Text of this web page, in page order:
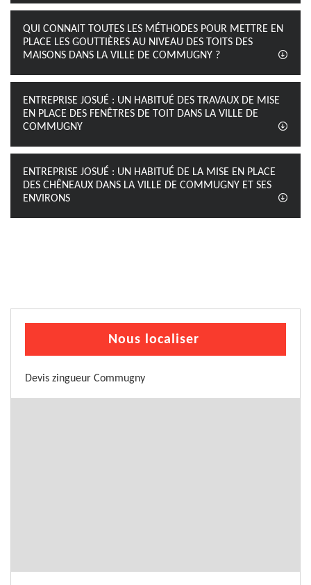
QUI CONNAIT TOUTES LES MÉTHODES POUR METTRE EN
PLACE LES GOUTTIÈRES AU NIVEAU DES TOITS DES
MAISONS DANS LA VILLE DE COMMUGNY ?
ENTREPRISE JOSUÉ : UN HABITUÉ DES TRAVAUX DE MISE
EN PLACE DES FENÊTRES DE TOIT DANS LA VILLE DE
COMMUGNY
ENTREPRISE JOSUÉ : UN HABITUÉ DE LA MISE EN PLACE
DES CHÊNEAUX DANS LA VILLE DE COMMUGNY ET SES
ENVIRONS
Nous localiser
Devis zingueur Commugny